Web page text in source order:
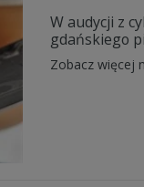
W audycji z
gdańskiego
Zobacz więcej